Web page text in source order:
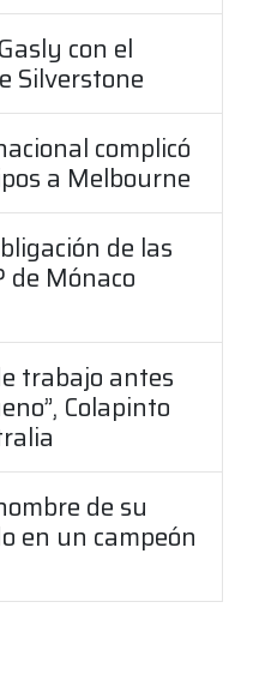
con el
Silverstone
complicó
a Melbourne
de las
de Mónaco
trabajo antes
Colapinto
de su
en un campeón